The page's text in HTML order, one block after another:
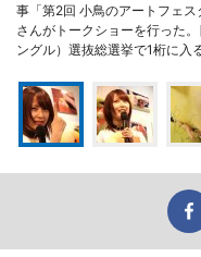
事「第2回 小鳥のアートフェ
さんがトークショーを行った
ングル）選抜総選挙で1桁に入